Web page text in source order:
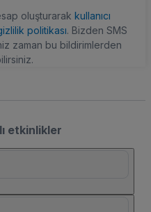
oluşturarak kullanıcı
politikası. Bizden SMS
zaman bu bildirimlerden
etkinlikler